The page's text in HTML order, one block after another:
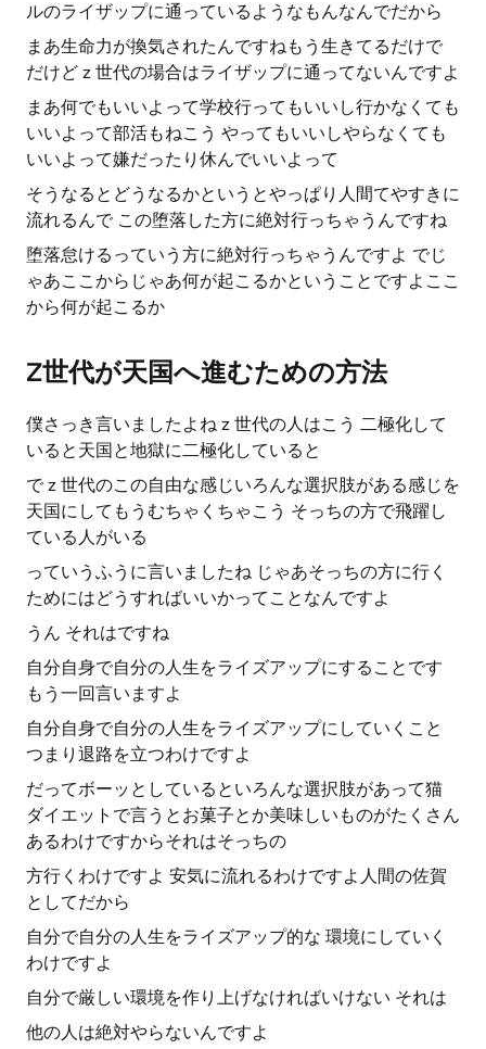
ルのライザップに通っているようなもんなんでだから
まあ生命力が換気されたんですねもう生きてるだけで
だけど z 世代の場合はライザップに通ってないんですよ
まあ何でもいいよって学校行ってもいいし行かなくても
いいよって部活もねこう やってもいいしやらなくても
いいよって嫌だったり休んでいいよって
そうなるとどうなるかというとやっぱり人間てやすきに
流れるんで この堕落した方に絶対行っちゃうんですね
堕落怠けるっていう方に絶対行っちゃうんですよ でじ
ゃあここからじゃあ何が起こるかということですよここ
から何が起こるか
Z世代が天国へ進むための方法
僕さっき言いましたよね z 世代の人はこう 二極化して
いると天国と地獄に二極化していると
で z 世代のこの自由な感じいろんな選択肢がある感じを
天国にしてもうむちゃくちゃこう そっちの方で飛躍し
ている人がいる
っていうふうに言いましたね じゃあそっちの方に行く
ためにはどうすればいいかってことなんですよ
うん それはですね
自分自身で自分の人生をライズアップにすることです
もう一回言いますよ
自分自身で自分の人生をライズアップにしていくこと
つまり退路を立つわけですよ
だってボーッとしているといろんな選択肢があって猫
ダイエットで言うとお菓子とか美味しいものがたくさん
あるわけですからそれはそっちの
方行くわけですよ 安気に流れるわけですよ人間の佐賀
としてだから
自分で自分の人生をライズアップ的な 環境にしていく
わけですよ
自分で厳しい環境を作り上げなければいけない それは
他の人は絶対やらないんですよ